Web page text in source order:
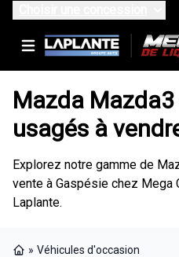
Mazda
usagés à
Explorez notre gamme de
vente à Gaspésie chez Mega
Laplante.
» Véhicules d'occasion